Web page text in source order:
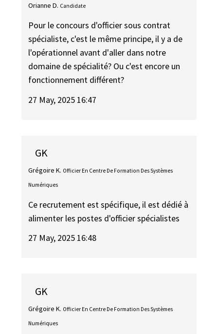
Orianne D. Candidate
Pour le concours d'officier sous contrat
spécialiste, c'est le même principe, il y a de
l'opérationnel avant d'aller dans notre
domaine de spécialité? Ou c'est encore un
fonctionnement différent?
27 May, 2025 16:47
GK
Grégoire K. Officier En Centre De Formation Des Systèmes
Numériques
Ce recrutement est spécifique, il est dédié à
alimenter les postes d'officier spécialistes
27 May, 2025 16:48
GK
Grégoire K. Officier En Centre De Formation Des Systèmes
Numériques